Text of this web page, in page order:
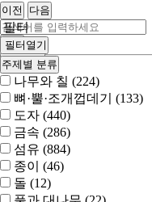
이전 다음
검색
상세검색
필터
필터열기
주제별 분류
나무와 칠 (224)
뼈·뿔·조개껍데기 (133)
도자 (440)
금속 (286)
섬유 (884)
종이 (46)
돌 (12)